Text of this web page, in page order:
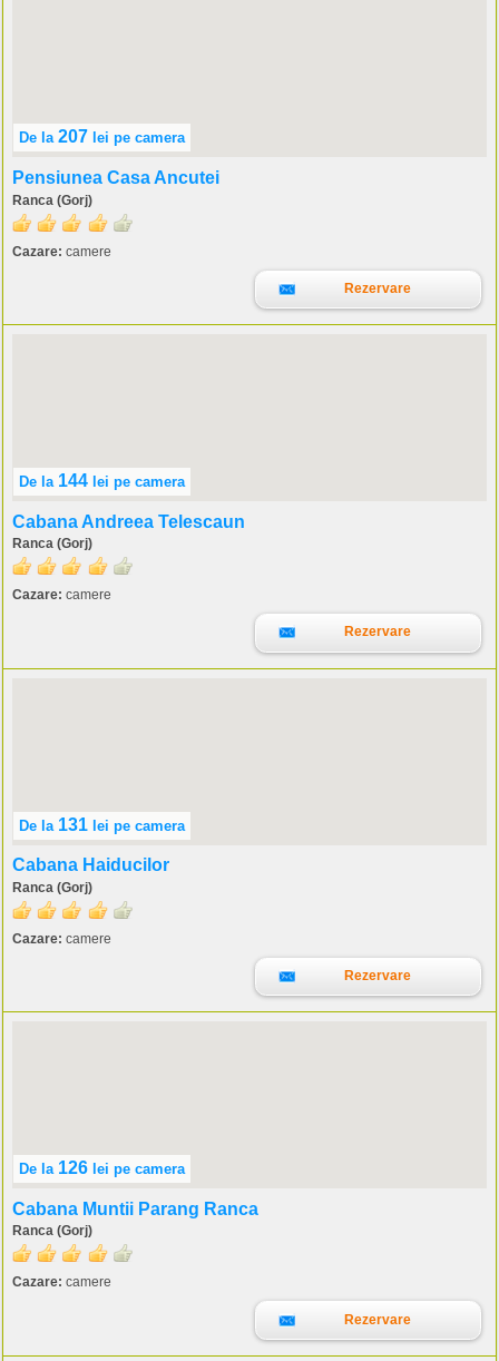
De la 207 lei pe camera
Pensiunea Casa Ancutei
Ranca (Gorj)
Cazare: camere
Rezervare
De la 144 lei pe camera
Cabana Andreea Telescaun
Ranca (Gorj)
Cazare: camere
Rezervare
De la 131 lei pe camera
Cabana Haiducilor
Ranca (Gorj)
Cazare: camere
Rezervare
De la 126 lei pe camera
Cabana Muntii Parang Ranca
Ranca (Gorj)
Cazare: camere
Rezervare